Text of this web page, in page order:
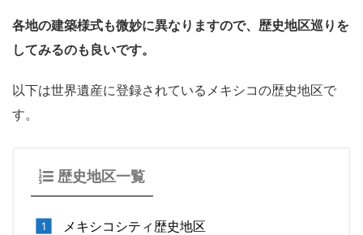
各地の建築様式も微妙に異なりますので、歴史地区巡りを
してみるのも良いです。
以下は世界遺産に登録されているメキシコの歴史地区で
す。
歴史地区一覧
メキシコシティ歴史地区